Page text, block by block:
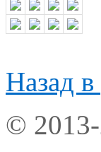
Назад в
©